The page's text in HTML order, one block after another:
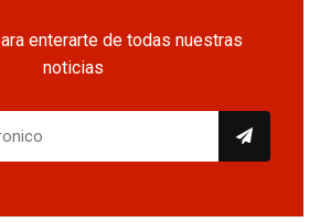
enterarte de todas nuestras
noticias